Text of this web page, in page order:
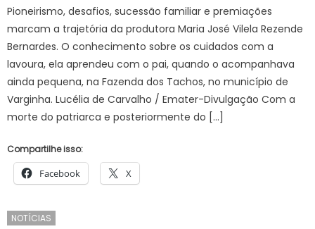
Pioneirismo, desafios, sucessão familiar e premiações
marcam a trajetória da produtora Maria José Vilela Rezende
Bernardes. O conhecimento sobre os cuidados com a
lavoura, ela aprendeu com o pai, quando o acompanhava
ainda pequena, na Fazenda dos Tachos, no município de
Varginha. Lucélia de Carvalho / Emater-Divulgação Com a
morte do patriarca e posteriormente do […]
Compartilhe isso:
Facebook X
NOTÍCIAS